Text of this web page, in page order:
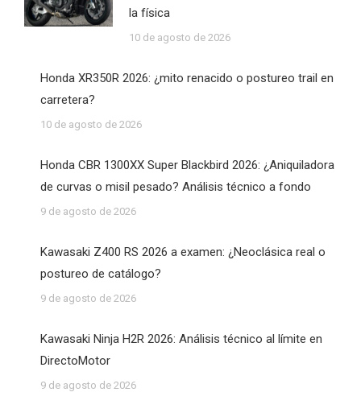
la física
10 de agosto de 2026
Honda XR350R 2026: ¿mito renacido o postureo trail en
carretera?
10 de agosto de 2026
Honda CBR 1300XX Super Blackbird 2026: ¿Aniquiladora
de curvas o misil pesado? Análisis técnico a fondo
9 de agosto de 2026
Kawasaki Z400 RS 2026 a examen: ¿Neoclásica real o
postureo de catálogo?
9 de agosto de 2026
Kawasaki Ninja H2R 2026: Análisis técnico al límite en
DirectoMotor
9 de agosto de 2026